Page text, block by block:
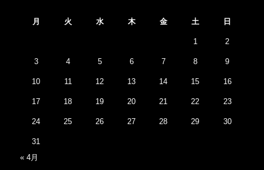
月 火 水 木 金 土 日
1 2
3 4 5 6 7 8 9
10 11 12 13 14 15 16
17 18 19 20 21 22 23
24 25 26 27 28 29 30
31
« 4月